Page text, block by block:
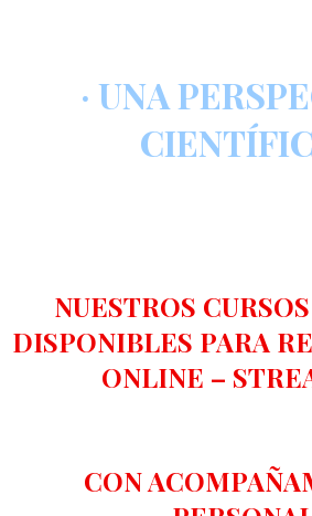
· UNA
NUESTROS
DISPONIBLES PARA
ONLINE –
CON